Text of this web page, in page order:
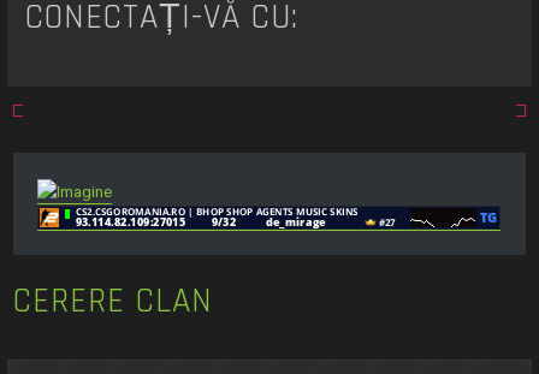
t
CONECTAȚI-VĂ CU:
CERERE CLAN